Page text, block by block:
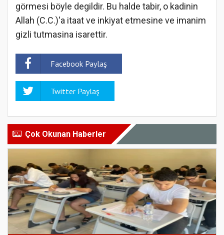
görmesi böyle degildir. Bu halde tabir, o kadinin
Allah (C.C.)'a itaat ve inkiyat etmesine ve imanim
gizli tutmasina isarettir.
Facebook Paylaş
Twitter Paylaş
Çok Okunan Haberler